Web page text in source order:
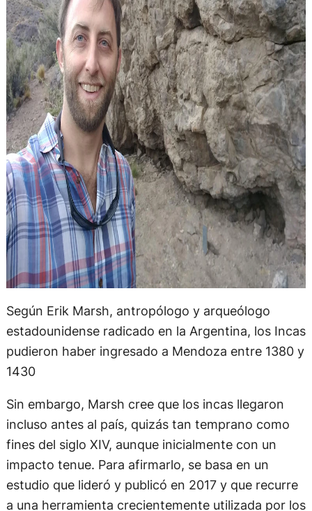
Según Erik Marsh, antropólogo y arqueólogo
estadounidense radicado en la Argentina, los Incas
pudieron haber ingresado a Mendoza entre 1380 y
1430
Sin embargo, Marsh cree que los incas llegaron
incluso antes al país, quizás tan temprano como
fines del siglo XIV, aunque inicialmente con un
impacto tenue. Para afirmarlo, se basa en un
estudio que lideró y publicó en 2017 y que recurre
a una herramienta crecientemente utilizada por los